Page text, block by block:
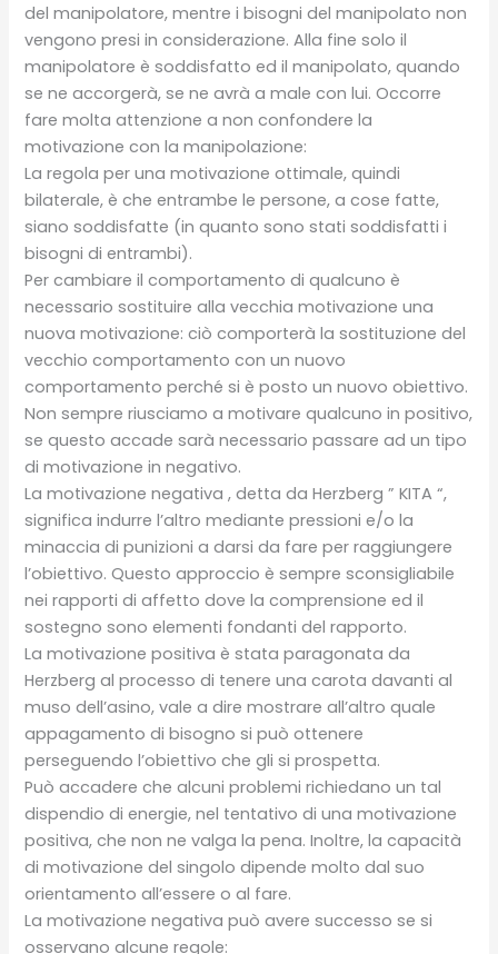
del manipolatore, mentre i bisogni del manipolato non
vengono presi in considerazione. Alla fine solo il
manipolatore è soddisfatto ed il manipolato, quando
se ne accorgerà, se ne avrà a male con lui. Occorre
fare molta attenzione a non confondere la
motivazione con la manipolazione:
La regola per una motivazione ottimale, quindi
bilaterale, è che entrambe le persone, a cose fatte,
siano soddisfatte (in quanto sono stati soddisfatti i
bisogni di entrambi).
Per cambiare il comportamento di qualcuno è
necessario sostituire alla vecchia motivazione una
nuova motivazione: ciò comporterà la sostituzione del
vecchio comportamento con un nuovo
comportamento perché si è posto un nuovo obiettivo.
Non sempre riusciamo a motivare qualcuno in positivo,
se questo accade sarà necessario passare ad un tipo
di motivazione in negativo.
La motivazione negativa , detta da Herzberg ” KITA “,
significa indurre l’altro mediante pressioni e/o la
minaccia di punizioni a darsi da fare per raggiungere
l’obiettivo. Questo approccio è sempre sconsigliabile
nei rapporti di affetto dove la comprensione ed il
sostegno sono elementi fondanti del rapporto.
La motivazione positiva è stata paragonata da
Herzberg al processo di tenere una carota davanti al
muso dell’asino, vale a dire mostrare all’altro quale
appagamento di bisogno si può ottenere
perseguendo l’obiettivo che gli si prospetta.
Può accadere che alcuni problemi richiedano un tal
dispendio di energie, nel tentativo di una motivazione
positiva, che non ne valga la pena. Inoltre, la capacità
di motivazione del singolo dipende molto dal suo
orientamento all’essere o al fare.
La motivazione negativa può avere successo se si
osservano alcune regole: